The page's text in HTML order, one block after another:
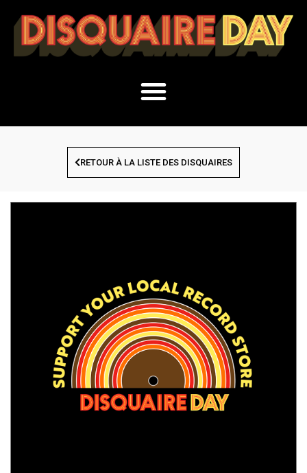
RETOUR À LA LISTE DES DISQUAIRES